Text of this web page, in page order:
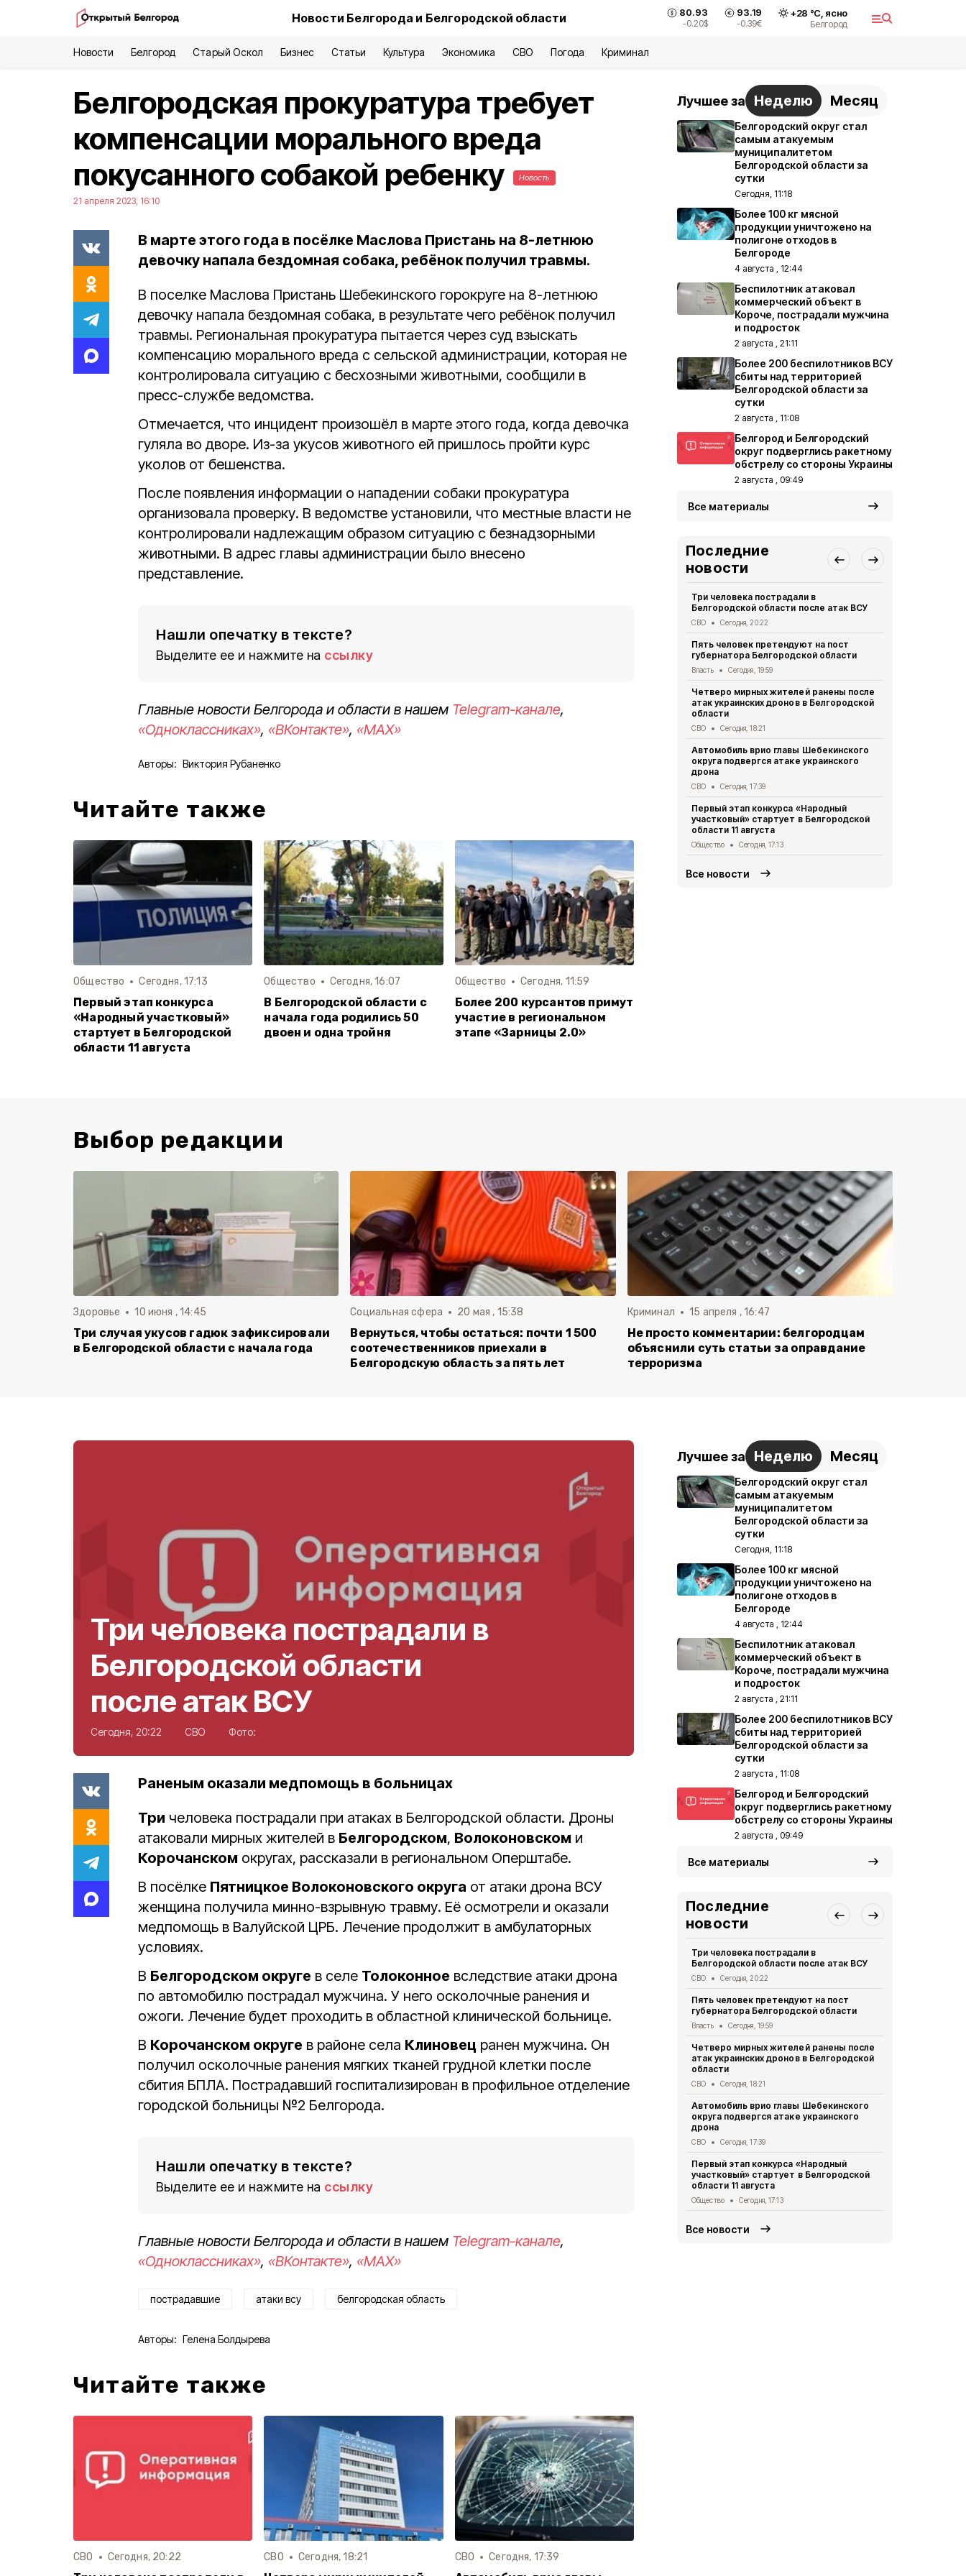
Новости Белгорода и Белгородской области 80.93
-0.20$
93.19
-0.39€
+28 °С, ясно
Белгород
Новости Белгород Старый Оскол Бизнес Статьи Культура Экономика СВО Погода Криминал
Белгородская прокуратура требует
компенсации морального вреда
покусанного собакой ребенку
Новость
21 апреля 2023, 16:10
В марте этого года в посёлке Маслова Пристань на 8-летнюю
девочку напала бездомная собака, ребёнок получил травмы.
В поселке Маслова Пристань Шебекинского горокруге на 8-летнюю
девочку напала бездомная собака, в результате чего ребёнок получил
травмы. Региональная прокуратура пытается через суд взыскать
компенсацию морального вреда с сельской администрации, которая не
контролировала ситуацию с бесхозными животными, сообщили в
пресс-службе ведомства.
Отмечается, что инцидент произошёл в марте этого года, когда девочка
гуляла во дворе. Из-за укусов животного ей пришлось пройти курс
уколов от бешенства.
После появления информации о нападении собаки прокуратура
организовала проверку. В ведомстве установили, что местные власти не
контролировали надлежащим образом ситуацию с безнадзорными
животными. В адрес главы администрации было внесено
представление.
Нашли опечатку в тексте?
Выделите ее и нажмите на ссылку
Главные новости Белгорода и области в нашем Telegram-канале,
«Одноклассниках», «ВКонтакте», «MAX»
Авторы: Виктория Рубаненко
Читайте также
Общество Сегодня, 17:13
Первый этап конкурса
«Народный участковый»
стартует в Белгородской
области 11 августа
Общество Сегодня, 16:07
В Белгородской области с
начала года родились 50
двоен и одна тройня
Общество Сегодня, 11:59
Более 200 курсантов примут
участие в региональном
этапе «Зарницы 2.0»
Лучшее за Неделю Месяц
Белгородский округ стал
самым атакуемым
муниципалитетом
Белгородской области за
сутки
Сегодня, 11:18
Более 100 кг мясной
продукции уничтожено на
полигоне отходов в
Белгороде
4 августа , 12:44
Беспилотник атаковал
коммерческий объект в
Короче, пострадали мужчина
и подросток
2 августа , 21:11
Более 200 беспилотников ВСУ
сбиты над территорией
Белгородской области за
сутки
2 августа , 11:08
Белгород и Белгородский
округ подверглись ракетному
обстрелу со стороны Украины
2 августа , 09:49
Все материалы
Последние
новости
Три человека пострадали в
Белгородской области после атак ВСУ
СВО Сегодня, 20:22
Пять человек претендуют на пост
губернатора Белгородской области
Власть Сегодня, 19:59
Четверо мирных жителей ранены после
атак украинских дронов в Белгородской
области
СВО Сегодня, 18:21
Автомобиль врио главы Шебекинского
округа подвергся атаке украинского
дрона
СВО Сегодня, 17:39
Первый этап конкурса «Народный
участковый» стартует в Белгородской
области 11 августа
Общество Сегодня, 17:13
Все новости
Выбор редакции
Здоровье 10 июня , 14:45
Три случая укусов гадюк зафиксировали
в Белгородской области с начала года
Социальная сфера 20 мая , 15:38
Вернуться, чтобы остаться: почти 1 500
соотечественников приехали в
Белгородскую область за пять лет
Криминал 15 апреля , 16:47
Не просто комментарии: белгородцам
объяснили суть статьи за оправдание
терроризма
Три человека пострадали в
Белгородской области
после атак ВСУ
Сегодня, 20:22 СВО Фото:
Раненым оказали медпомощь в больницах
Три человека пострадали при атаках в Белгородской области. Дроны
атаковали мирных жителей в Белгородском, Волоконовском и
Корочанском округах, рассказали в региональном Оперштабе.
В посёлке Пятницкое Волоконовского округа от атаки дрона ВСУ
женщина получила минно-взрывную травму. Еë осмотрели и оказали
медпомощь в Валуйской ЦРБ. Лечение продолжит в амбулаторных
условиях.
В Белгородском округе в селе Толоконное вследствие атаки дрона
по автомобилю пострадал мужчина. У него осколочные ранения и
ожоги. Лечение будет проходить в областной клинической больнице.
В Корочанском округе в районе села Клиновец ранен мужчина. Он
получил осколочные ранения мягких тканей грудной клетки после
сбития БПЛА. Пострадавший госпитализирован в профильное отделение
городской больницы №2 Белгорода.
Нашли опечатку в тексте?
Выделите ее и нажмите на ссылку
Главные новости Белгорода и области в нашем Telegram-канале,
«Одноклассниках», «ВКонтакте», «MAX»
пострадавшие атаки всу белгородская область
Авторы: Гелена Болдырева
Читайте также
СВО Сегодня, 20:22 СВО Сегодня, 18:21 СВО Сегодня, 17:39
Лучшее за Неделю Месяц
Белгородский округ стал
самым атакуемым
муниципалитетом
Белгородской области за
сутки
Сегодня, 11:18
Более 100 кг мясной
продукции уничтожено на
полигоне отходов в
Белгороде
4 августа , 12:44
Беспилотник атаковал
коммерческий объект в
Короче, пострадали мужчина
и подросток
2 августа , 21:11
Более 200 беспилотников ВСУ
сбиты над территорией
Белгородской области за
сутки
2 августа , 11:08
Белгород и Белгородский
округ подверглись ракетному
обстрелу со стороны Украины
2 августа , 09:49
Все материалы
Последние
новости
Три человека пострадали в
Белгородской области после атак ВСУ
СВО Сегодня, 20:22
Пять человек претендуют на пост
губернатора Белгородской области
Власть Сегодня, 19:59
Четверо мирных жителей ранены после
атак украинских дронов в Белгородской
области
СВО Сегодня, 18:21
Автомобиль врио главы Шебекинского
округа подвергся атаке украинского
дрона
СВО Сегодня, 17:39
Первый этап конкурса «Народный
участковый» стартует в Белгородской
области 11 августа
Общество Сегодня, 17:13
Все новости